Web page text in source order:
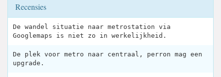
Recensies
De wandel situatie naar metrostation via
Googlemaps is niet zo in werkelijkheid.
De plek voor metro naar centraal, perron mag een
upgrade.